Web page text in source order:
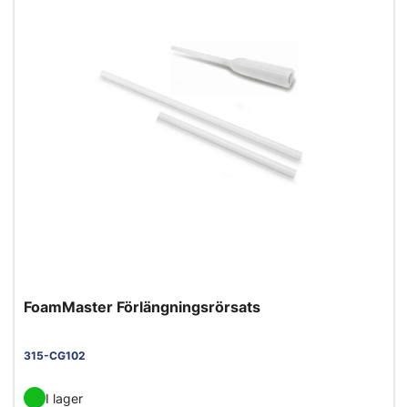
FoamMaster Förlängningsrörsats
315-CG102
I lager